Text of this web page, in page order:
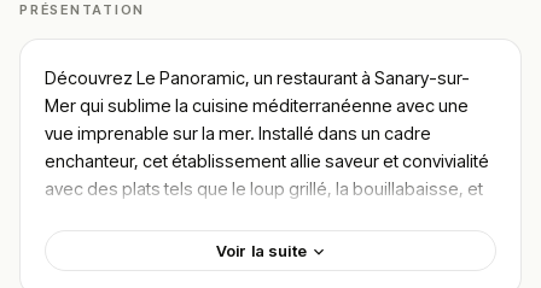
PRÉSENTATION
Découvrez Le Panoramic, un restaurant à Sanary-sur-
Mer qui sublime la cuisine méditerranéenne avec une
vue imprenable sur la mer. Installé dans un cadre
enchanteur, cet établissement allie saveur et convivialité
avec des plats tels que le loup grillé, la bouillabaisse, et
l’honneur, offrant une expérience culinaire authentique et
raffinée. Pour trouver le meilleur plat de Le Panoramic,
Voir la suite